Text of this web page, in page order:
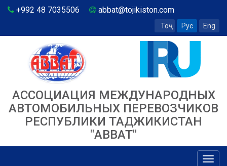
+992 48 7035506 abbat@tojikiston.com
Тоҷ Рус Eng
АССОЦИАЦИЯ МЕЖДУНАРОДНЫХ
АВТОМОБИЛЬНЫХ ПЕРЕВОЗЧИКОВ
РЕСПУБЛИКИ ТАДЖИКИСТАН
"ABBAT"